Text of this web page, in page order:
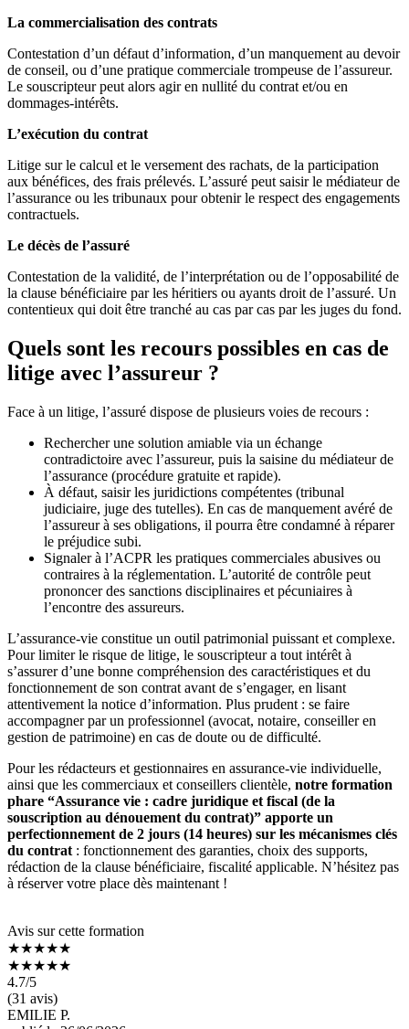
La commercialisation des contrats
Contestation d’un défaut d’information, d’un manquement au devoir
de conseil, ou d’une pratique commerciale trompeuse de l’assureur.
Le souscripteur peut alors agir en nullité du contrat et/ou en
dommages-intérêts.
L’exécution du contrat
Litige sur le calcul et le versement des rachats, de la participation
aux bénéfices, des frais prélevés. L’assuré peut saisir le médiateur de
l’assurance ou les tribunaux pour obtenir le respect des engagements
contractuels.
Le décès de l’assuré
Contestation de la validité, de l’interprétation ou de l’opposabilité de
la clause bénéficiaire par les héritiers ou ayants droit de l’assuré. Un
contentieux qui doit être tranché au cas par cas par les juges du fond.
Quels sont les recours possibles en cas de
litige avec l’assureur ?
Face à un litige, l’assuré dispose de plusieurs voies de recours :
Rechercher une solution amiable via un échange
contradictoire avec l’assureur, puis la saisine du médiateur de
l’assurance (procédure gratuite et rapide).
À défaut, saisir les juridictions compétentes (tribunal
judiciaire, juge des tutelles). En cas de manquement avéré de
l’assureur à ses obligations, il pourra être condamné à réparer
le préjudice subi.
Signaler à l’ACPR les pratiques commerciales abusives ou
contraires à la réglementation. L’autorité de contrôle peut
prononcer des sanctions disciplinaires et pécuniaires à
l’encontre des assureurs.
L’assurance-vie constitue un outil patrimonial puissant et complexe.
Pour limiter le risque de litige, le souscripteur a tout intérêt à
s’assurer d’une bonne compréhension des caractéristiques et du
fonctionnement de son contrat avant de s’engager, en lisant
attentivement la notice d’information. Plus prudent : se faire
accompagner par un professionnel (avocat, notaire, conseiller en
gestion de patrimoine) en cas de doute ou de difficulté.
Pour les rédacteurs et gestionnaires en assurance-vie individuelle,
ainsi que les commerciaux et conseillers clientèle, notre formation
phare “Assurance vie : cadre juridique et fiscal (de la
souscription au dénouement du contrat)” apporte un
perfectionnement de 2 jours (14 heures) sur les mécanismes clés
du contrat : fonctionnement des garanties, choix des supports,
rédaction de la clause bénéficiaire, fiscalité applicable. N’hésitez pas
à réserver votre place dès maintenant !
Avis sur cette formation
★★★★★
★★★★★
4.7/5
(31 avis)
EMILIE P.